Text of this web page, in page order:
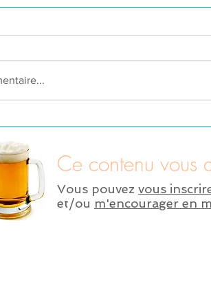
Ce contenu vous
Vous pouvez vous
et/ou m'encourager en